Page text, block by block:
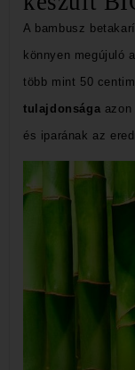
A bambusz
könnyen megújuló
több mint 50
tulajdonsága azon
és iparának az